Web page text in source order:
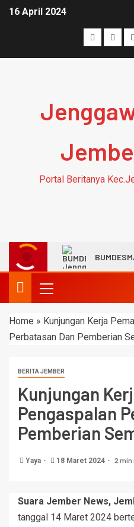
16 April 2024
Portal Beritanya
Home » Kunjungan Kerja
Perbatasan Dan Pemberian
BERITA JEMBER
Kunjungan
Pengaspalan
Pemberian
Yaya 18 Maret 2024 2 min
Suara Jember News,
tanggal 14 Maret 2024